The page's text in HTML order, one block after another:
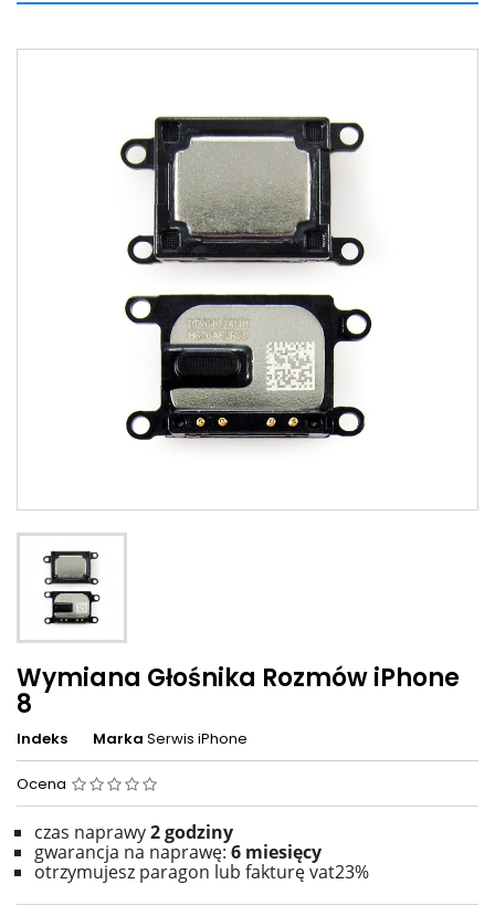
Wymiana Głośnika Rozmów iPhone
8
Indeks Marka Serwis iPhone
Ocena
czas naprawy2godziny
gwarancja na naprawę: 6 miesięcy
otrzymujesz paragon lub fakturę vat23%